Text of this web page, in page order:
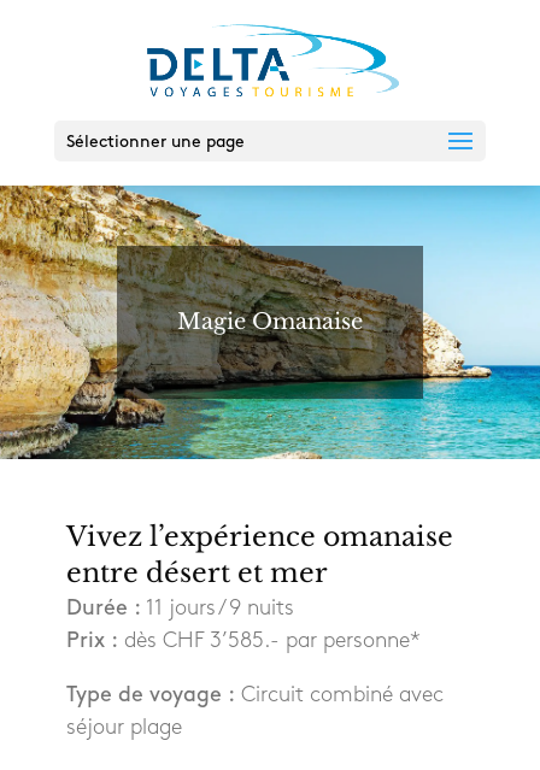
Sélectionner une page
Magie Omanaise
Vivez l’expérience omanaise
entre désert et mer
Durée : 11 jours / 9 nuits
Prix : dès CHF 3’585.- par personne*
Type de voyage : Circuit combiné avec
séjour plage